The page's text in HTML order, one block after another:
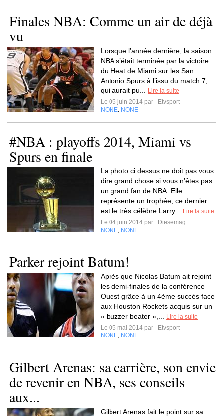
Finales NBA: Comme un air de déjà
vu
Lorsque l’année dernière, la saison
NBA s’était terminée par la victoire
du Heat de Miami sur les San
Antonio Spurs à l’issu du match 7,
qui aurait pu...
Lire la suite
Le 05 juin 2014 par
Etvsport
NONE NONE
#NBA : playoffs 2014, Miami vs
Spurs en finale
La photo ci dessus ne doit pas vous
dire grand chose si vous n’êtes pas
un grand fan de NBA. Elle
représente un trophée, ce dernier
est le très célèbre Larry...
Lire la suite
Le 04 juin 2014 par
Diesemag
NONE NONE
Parker rejoint Batum!
Après que Nicolas Batum ait rejoint
les demi-finales de la conférence
Ouest grâce à un 4ème succès face
aux Houston Rockets acquis sur un
« buzzer beater »,...
Lire la suite
Le 05 mai 2014 par
Etvsport
NONE NONE
Gilbert Arenas: sa carrière, son envie
de revenir en NBA, ses conseils
aux...
Gilbert Arenas fait le point sur sa